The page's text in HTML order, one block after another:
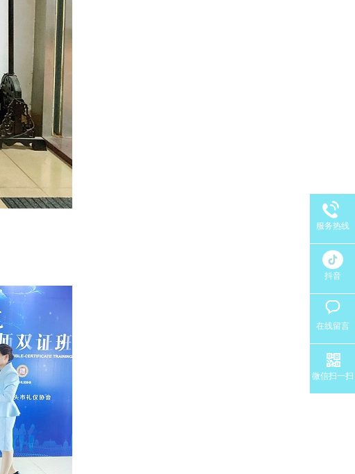
服务热线
抖音
在线留言
微信扫一扫